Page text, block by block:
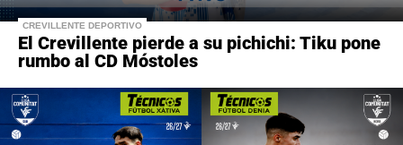
CREVILLENTE DEPORTIVO
El Crevillente pierde a su pichichi: Tiku pone
rumbo al CD Móstoles